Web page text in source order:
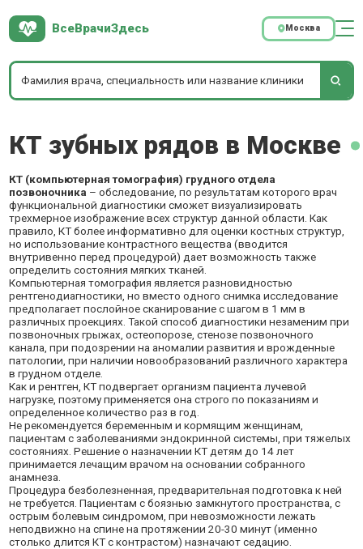
ВсеВрачиЗдесь Москва
КТ зубных рядов в Москве
КТ (компьютерная томография) грудного отдела
позвоночника – обследование, по результатам которого врач
функциональной диагностики сможет визуализировать
трехмерное изображение всех структур данной области. Как
правило, КТ более информативно для оценки костных структур,
но использование контрастного вещества (вводится
внутривенно перед процедурой) дает возможность также
определить состояния мягких тканей.
Компьютерная томография является разновидностью
рентгенодиагностики, но вместо одного снимка исследование
предполагает послойное сканирование с шагом в 1 мм в
различных проекциях. Такой способ диагностики незаменим при
позвоночных грыжах, остеопорозе, стенозе позвоночного
канала, при подозрении на аномалии развития и врожденные
патологии, при наличии новообразований различного характера
в грудном отделе.
Как и рентген, КТ подвергает организм пациента лучевой
нагрузке, поэтому применяется она строго по показаниям и
определенное количество раз в год.
Не рекомендуется беременным и кормящим женщинам,
пациентам с заболеваниями эндокринной системы, при тяжелых
состояниях. Решение о назначении КТ детям до 14 лет
принимается лечащим врачом на основании собранного
анамнеза.
Процедура безболезненная, предварительная подготовка к ней
не требуется. Пациентам с боязнью замкнутого пространства, с
острым болевым синдромом, при невозможности лежать
неподвижно на спине на протяжении 20-30 минут (именно
столько длится КТ с контрастом) назначают седацию.